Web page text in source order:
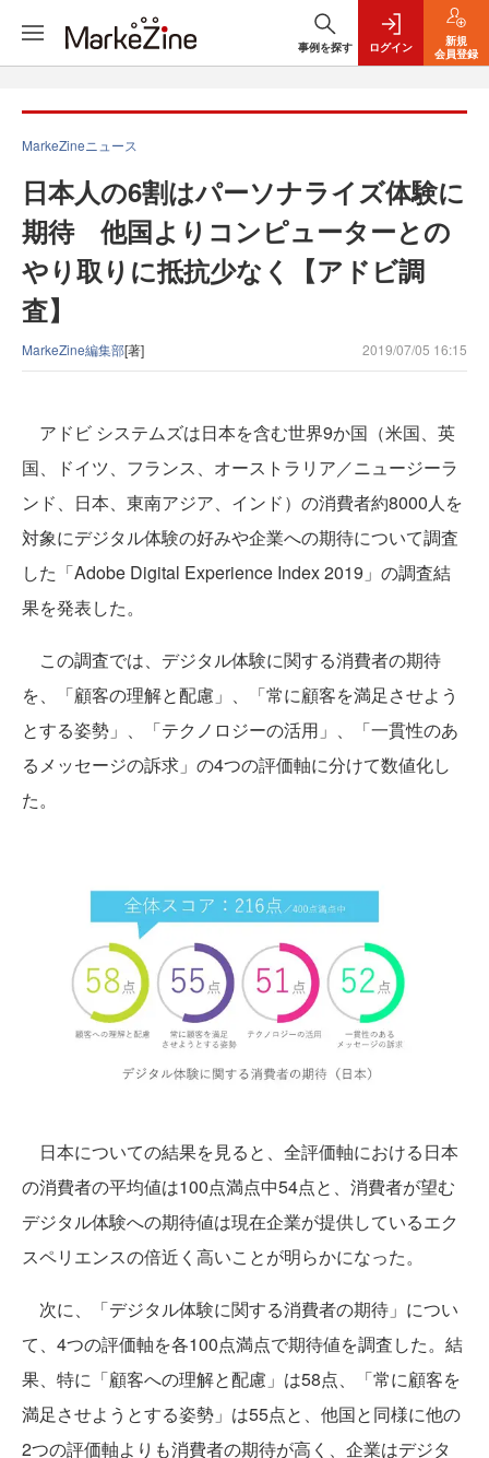
事例を探す ログイン
新規
会員登録
MarkeZineニュース
日本人の6割はパーソナライズ体験に
期待 他国よりコンピューターとの
やり取りに抵抗少なく【アドビ調
査】
MarkeZine編集部[著] 2019/07/05 16:15
アドビ システムズは日本を含む世界9か国（米国、英
国、ドイツ、フランス、オーストラリア／ニュージーラ
ンド、日本、東南アジア、インド）の消費者約8000人を
対象にデジタル体験の好みや企業への期待について調査
した「Adobe Digital Experience Index 2019」の調査結
果を発表した。
この調査では、デジタル体験に関する消費者の期待
を、「顧客の理解と配慮」、「常に顧客を満足させよう
とする姿勢」、「テクノロジーの活用」、「一貫性のあ
るメッセージの訴求」の4つの評価軸に分けて数値化し
た。
日本についての結果を見ると、全評価軸における日本
の消費者の平均値は100点満点中54点と、消費者が望む
デジタル体験への期待値は現在企業が提供しているエク
スペリエンスの倍近く高いことが明らかになった。
次に、「デジタル体験に関する消費者の期待」につい
て、4つの評価軸を各100点満点で期待値を調査した。結
果、特に「顧客への理解と配慮」は58点、「常に顧客を
満足させようとする姿勢」は55点と、他国と同様に他の
2つの評価軸よりも消費者の期待が高く、企業はデジタ